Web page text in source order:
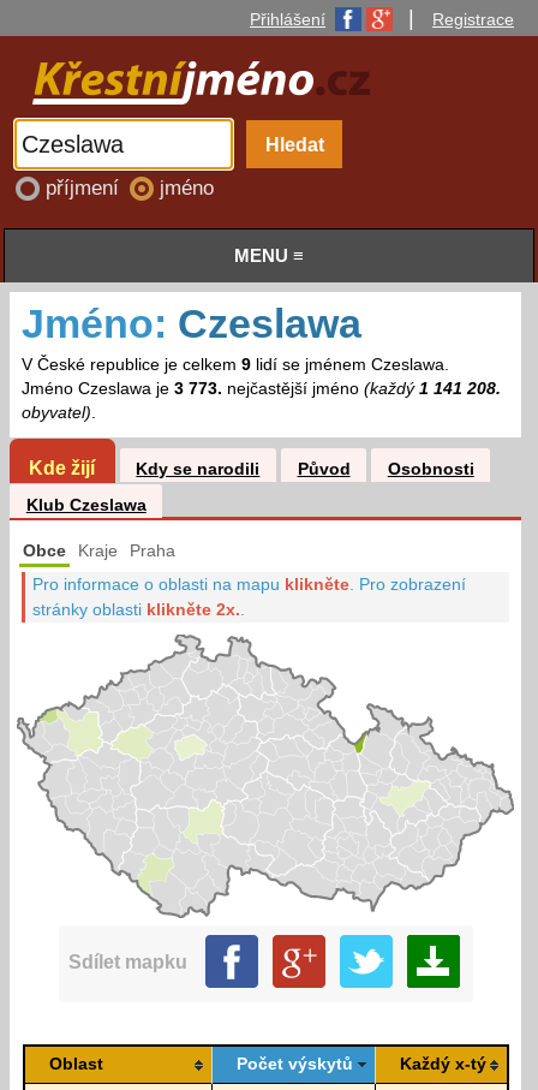
Přihlášení Registrace
příjmení jméno
MENU ≡
Jméno: Czeslawa
V České republice je celkem 9lidí se jménem Czeslawa.
Jméno Czeslawa je 3 773. nejčastější jméno (každý 1 141 208.
obyvatel).
Kde žijí Kdy se narodili Původ
Osobnosti
Klub Czeslawa
Obce Kraje Praha
Pro informace o oblasti na mapu klikněte Pro zobrazení
stránky oblasti klikněte 2x.
Sdílet mapku
Oblast Počet výskytů Každý x-tý